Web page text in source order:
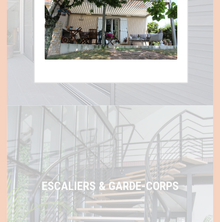
VOLETS ET STORES
ESCALIERS & GARDE-CORPS